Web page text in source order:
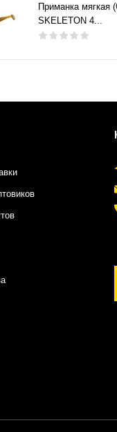
Приманка мягкая
SKELETON 4...